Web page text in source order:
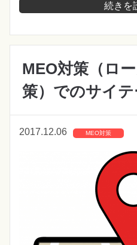
続きを
MEO対策（ロ
策）でのサイ
2017.12.06 MEO対策